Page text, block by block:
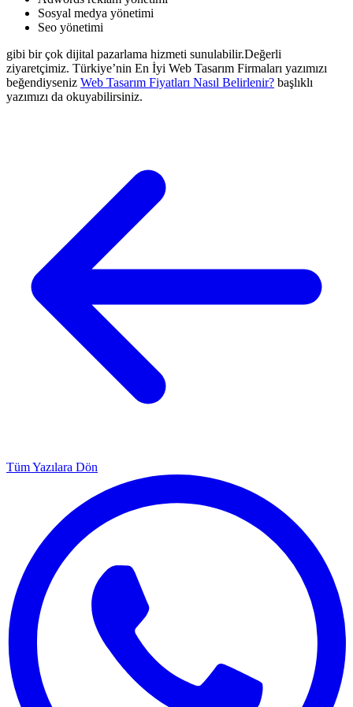
Sosyal medya yönetimi
Seo yönetimi
gibi bir çok dijital pazarlama hizmeti sunulabilir.Değerli
ziyaretçimiz. Türkiye’nin En İyi Web Tasarım Firmaları yazımızı
beğendiyseniz Web Tasarım Fiyatları Nasıl Belirlenir? başlıklı
yazımızı da okuyabilirsiniz.
Tüm Yazılara Dön